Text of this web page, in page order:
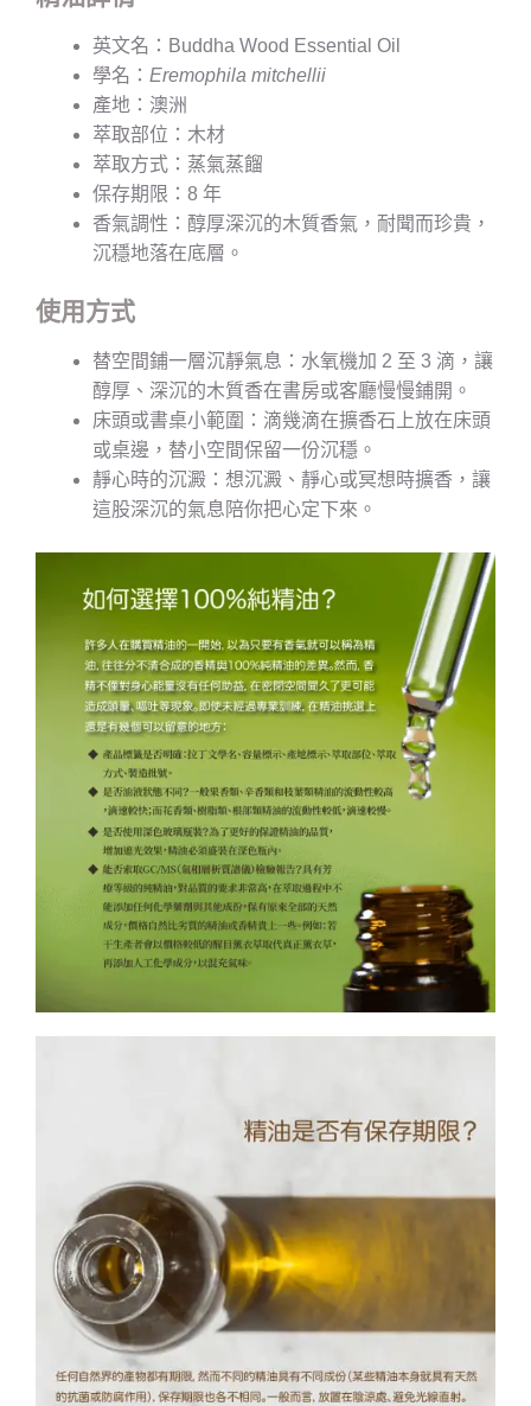
英文名：Buddha Wood Essential Oil
學名： Eremophila mitchellii
產地：澳洲
萃取部位：木材
萃取方式：蒸氣蒸餾
保存期限：8 年
香氣調性：醇厚深沉的木質香氣，耐聞而珍貴，
沉穩地落在底層。
使用方式
替空間鋪一層沉靜氣息：水氧機加 2 至 3 滴，讓
醇厚、深沉的木質香在書房或客廳慢慢鋪開。
床頭或書桌小範圍：滴幾滴在擴香石上放在床頭
或桌邊，替小空間保留一份沉穩。
靜心時的沉澱：想沉澱、靜心或冥想時擴香，讓
這股深沉的氣息陪你把心定下來。